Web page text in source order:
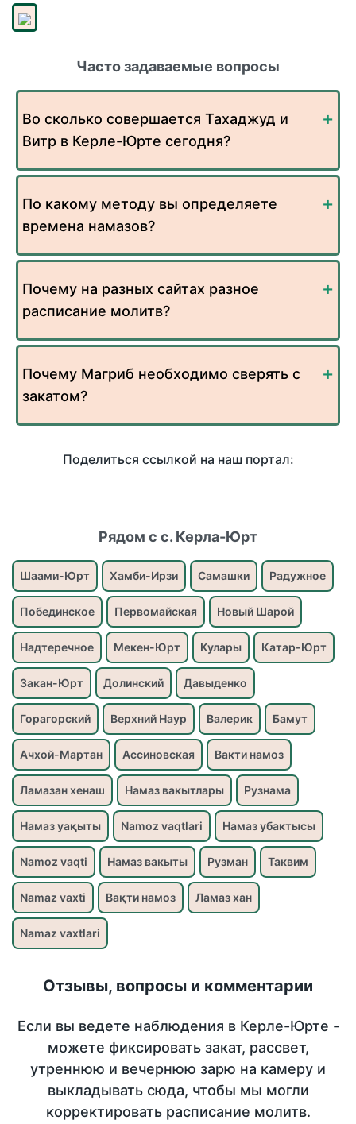
Часто задаваемые вопросы
Во сколько совершается Тахаджуд и
Витр в Керле-Юрте сегодня?
По какому методу вы определяете
времена намазов?
Почему на разных сайтах разное
расписание молитв?
Почему Магриб необходимо сверять с
закатом?
Поделиться ссылкой на наш портал:
Рядом с с. Керла-Юрт
Шаами-Юрт Хамби-Ирзи Самашки Радужное
Побединское Первомайская Новый Шарой
Надтеречное Мекен-Юрт Кулары Катар-Юрт
Закан-Юрт Долинский Давыденко
Горагорский Верхний Наур Валерик Бамут
Ачхой-Мартан Ассиновская Вакти намоз
Ламазан хенаш Намаз вакытлары Рузнама
Намаз уақыты Namoz vaqtlari Намаз убактысы
Namoz vaqti Намаз вакыты Рузман Таквим
Namaz vaxti Вақти намоз Ламаз хан
Namaz vaxtlari
Отзывы, вопросы и комментарии
Если вы ведете наблюдения в Керле-Юрте -
можете фиксировать закат, рассвет,
утреннюю и вечернюю зарю на камеру и
выкладывать сюда, чтобы мы могли
корректировать расписание молитв.